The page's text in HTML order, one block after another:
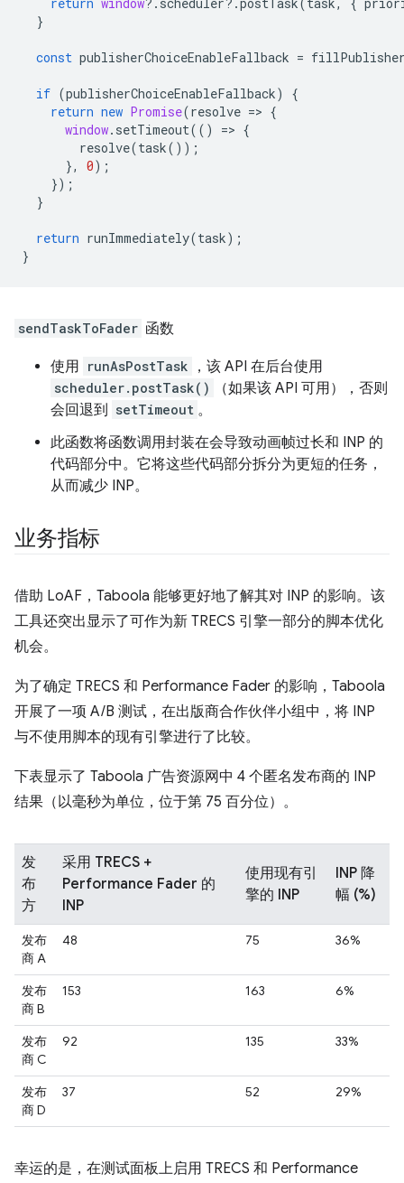
}
const publisherChoiceEnableFallback =
if (publisherChoiceEnableFallback)
{
return new Promise(resolve => {
window. setTimeout(() => {
resolve(task());
},
0);
});
}
return runImmediately(task);
}
sendTaskToFader 函数
使用 runAsPostTask ，该 API 在后台使用
scheduler.postTask()
（如果该 API 可用），否则
会回退到 setTimeout 。
此函数将函数调用封装在会导致动画帧过长和 INP 的
代码部分中。它将这些代码部分拆分为更短的任务，
从而减少 INP。
业务指标
借助 LoAF，Taboola 能够更好地了解其对 INP 的影响。该
工具还突出显示了可作为新 TRECS 引擎一部分的脚本优化
机会。
为了确定 TRECS 和 Performance Fader 的影响，Taboola
开展了一项 A/B 测试，在出版商合作伙伴小组中，将 INP
与不使用脚本的现有引擎进行了比较。
下表显示了 Taboola 广告资源网中 4 个匿名发布商的 INP
结果（以毫秒为单位，位于第 75 百分位）。
发
布
方
采用 TRECS +
Performance Fader 的
INP
使用现有引
擎的 INP
INP 降
幅 (%)
发布
商 A
48 75 36%
发布
商 B
153 163 6%
发布
商 C
92 135 33%
发布
商 D
37 52 29%
幸运的是，在测试面板上启用 TRECS 和 Performance